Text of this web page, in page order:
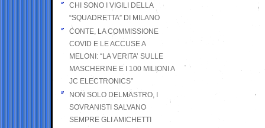
CHI SONO I VIGILI DELLA
“SQUADRETTA” DI MILANO
CONTE, LA COMMISSIONE
COVID E LE ACCUSE A
MELONI: “LA VERITA’ SULLE
MASCHERINE E I 100 MILIONI A
JC ELECTRONICS”
NON SOLO DELMASTRO, I
SOVRANISTI SALVANO
SEMPRE GLI AMICHETTI